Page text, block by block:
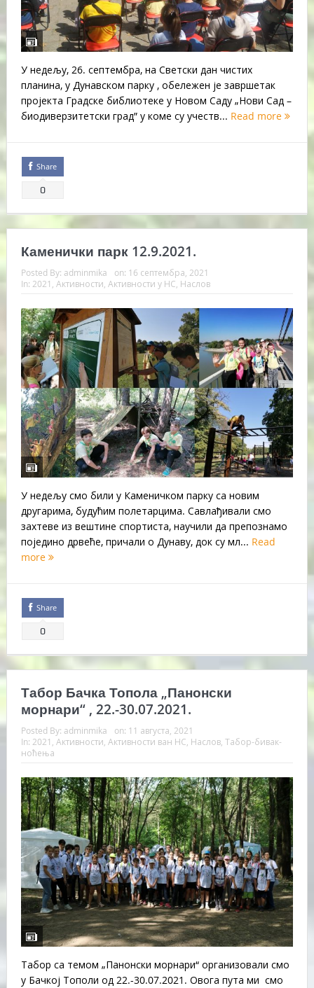
У недељу, 26. септембра, на Светски дан чистих
планина, у Дунавском парку , обележен је завршетак
пројекта Градске библиотеке у Новом Саду „Нови Сад –
биодиверзитетски град” у коме су учеств... Read more
Share
0
Каменички парк 12.9.2021.
Posted By: adminmika on: 16 септембра, 2021
In: 2021 Активности Активности у НС Наслов
У недељу смо били у Каменичком парку са новим
другарима, будућим полетарцима. Савлађивали смо
захтеве из вештине спортиста, научили да препознамо
поједино дрвеће, причали о Дунаву, док су мл... Read
more
Share
0
Табор Бачка Топола „Панонски
морнари“ , 22.-30.07.2021.
Posted By: adminmika on: 11 августа, 2021
In: 2021 Активности Активности ван НС Наслов, Табор-бивак-
ноћења
Табор са темом „Панонски морнари“ организовали смо
у Бачкој Тополи од 22.-30.07.2021. Овога пута ми смо